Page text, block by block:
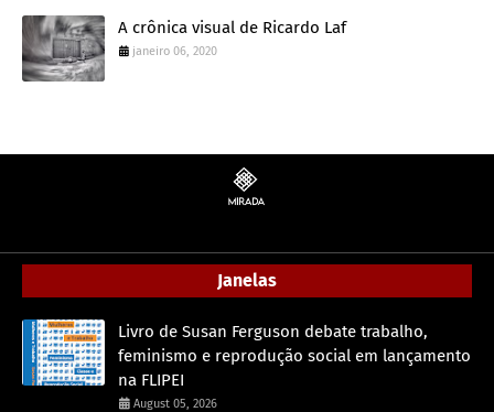
A crônica visual de Ricardo Laf
janeiro 06, 2020
Janelas
Livro de Susan Ferguson debate trabalho,
feminismo e reprodução social em lançamento
na FLIPEI
August 05, 2026